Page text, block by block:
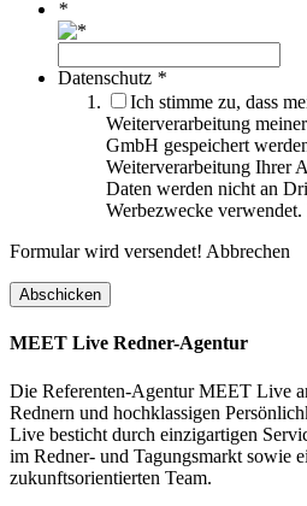
*
Datenschutz *
Ich stimme zu, dass
Weiterverarbeitung
GmbH gespeichert
Weiterverarbeitung Ihrer
Daten werden nicht an
Werbezwecke
Formular wird versendet! Abbrechen
MEET Live Redner-Agentur
Die Referenten-Agentur MEET Live
Rednern und hochklassigen
Live besticht durch einzigartigen
im Redner- und Tagungsmarkt sowie
zukunftsorientierten Team.